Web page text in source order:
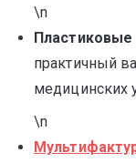
\n
практичный
медицинских
\n